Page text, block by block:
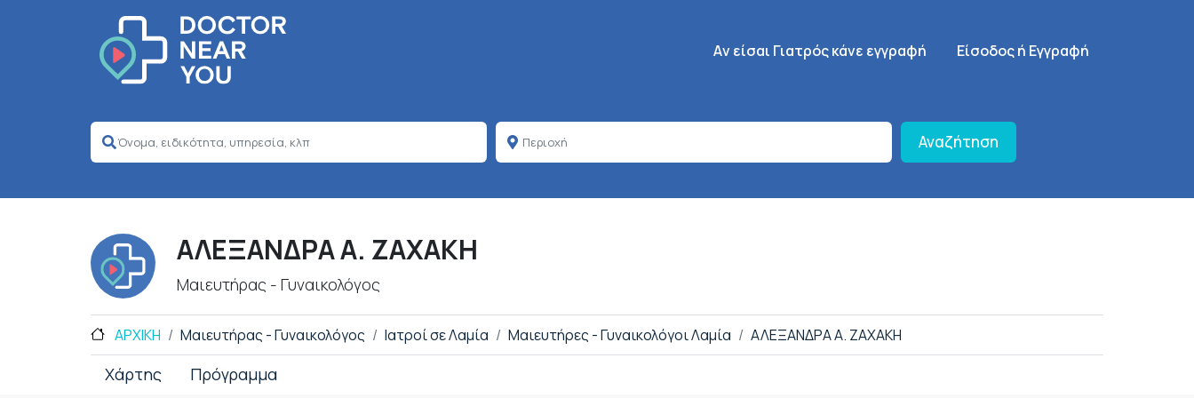
Κεντρική πλοήγηση
Aν είσαι Γιατρός κάνε εγγραφή SignUp Menu
Είσοδος ή Εγγραφή
Αναζήτηση
ΑΛΕΞΑΝΔΡΑ Α. ΖΑΧΑΚΗ
Μαιευτήρας - Γυναικολόγος
ΑΡΧΙΚΗ Μαιευτήρας - Γυναικολόγος Ιατροί σε Λαμία Μαιευτήρες - Γυναικολόγοι Λαμία ΑΛΕΞΑΝΔΡΑ Α. ΖΑΧΑΚΗ
Χάρτης Πρόγραμμα